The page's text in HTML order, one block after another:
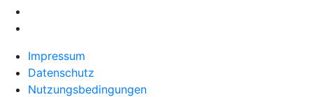
Impressum
Datenschutz
Nutzungsbedingungen